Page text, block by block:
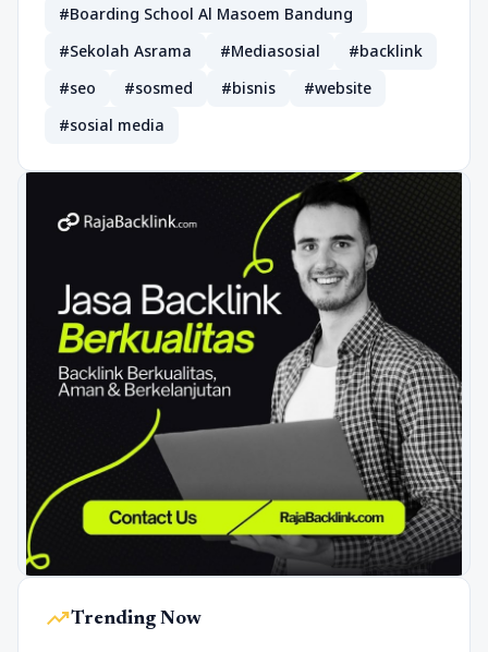
#Boarding School Al Masoem Bandung
#Sekolah Asrama
#Mediasosial
#backlink
#seo
#sosmed #bisnis
#website
#sosial media
trending_upTrending Now